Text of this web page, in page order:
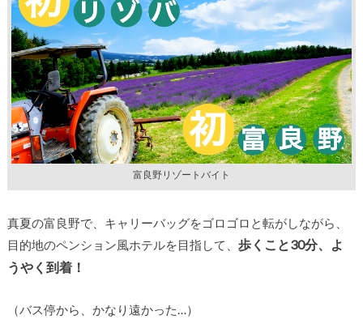
富良野リゾートバイト
真夏の富良野で、キャリーバッグをゴロゴロと転がしながら、
目的地のペンション風ホテルを目指して、 歩くこと30分、よ
うやく到着！
（バス停から、かなり遠かった…）